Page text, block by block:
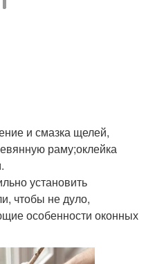
и смазка щелей,
раму;оклейка
установить
чтобы не дуло,
особенности оконных